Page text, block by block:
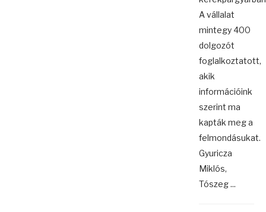
A vállalat
mintegy 400
dolgozót
foglalkoztatott,
akik
információink
szerint ma
kapták meg a
felmondásukat.
Gyuricza
Miklós,
Tószeg ...